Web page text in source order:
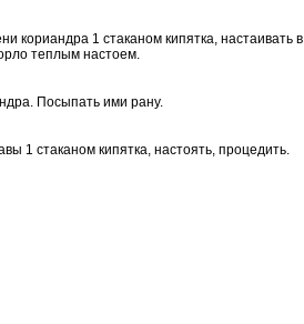
кориандра 1 стаканом кипятка, настаивать в
теплым настоем.
Посыпать ими рану.
1 стаканом кипятка, настоять, процедить.